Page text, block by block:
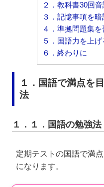
２．教科書30回
３．記憶事項を暗
４．準拠問題集を
５．国語力を上
６．終わりに
１．国語で満点を
法
１．１．国語の勉強法
定期テストの国語で満
になります。